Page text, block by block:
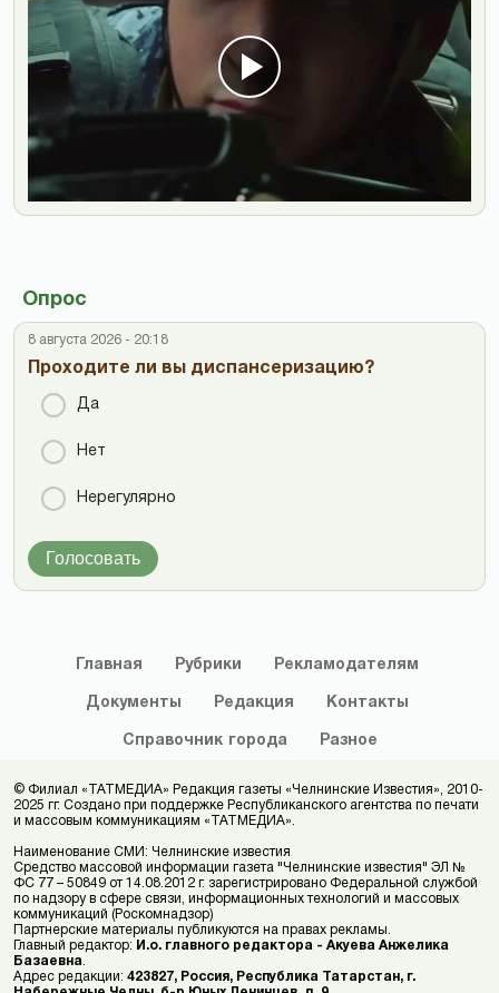
Опрос
8 августа 2026 - 20:18
Проходите ли вы диспансеризацию?
Да
Нет
Нерегулярно
Голосовать
Главная Рубрики Рекламодателям
Документы Редакция Контакты
Справочник города Разное
© Филиал «ТАТМЕДИА» Редакция газеты «Челнинские Известия», 2010-
2025 гг. Создано при поддержке Республиканского агентства по печати
и массовым коммуникациям «ТАТМЕДИА».
Наименование СМИ: Челнинские известия
Средство массовой информации газета "Челнинские известия" ЭЛ №
ФС 77 – 50849 от 14.08.2012 г. зарегистрировано Федеральной службой
по надзору в сфере связи, информационных технологий и массовых
коммуникаций (Роскомнадзор)
Партнерские материалы публикуются на правах рекламы.
Главный редактор: И.о. главного редактора - Акуева Анжелика
Базаевна
Адрес редакции: 423827, Россия, Республика Татарстан, г.